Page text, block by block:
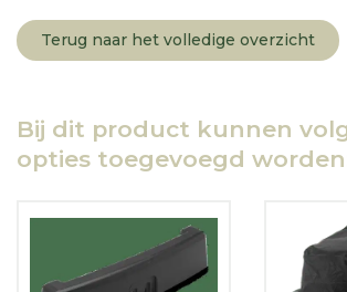
Terug naar het volledige overzicht
Bij dit product kunnen
opties toegevoegd